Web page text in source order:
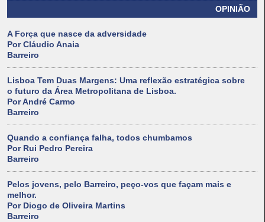
OPINIÃO
A Força que nasce da adversidade
Por Cláudio Anaia
Barreiro
Lisboa Tem Duas Margens: Uma reflexão estratégica sobre
o futuro da Área Metropolitana de Lisboa.
Por André Carmo
Barreiro
Quando a confiança falha, todos chumbamos
Por Rui Pedro Pereira
Barreiro
Pelos jovens, pelo Barreiro, peço-vos que façam mais e
melhor.
Por Diogo de Oliveira Martins
Barreiro